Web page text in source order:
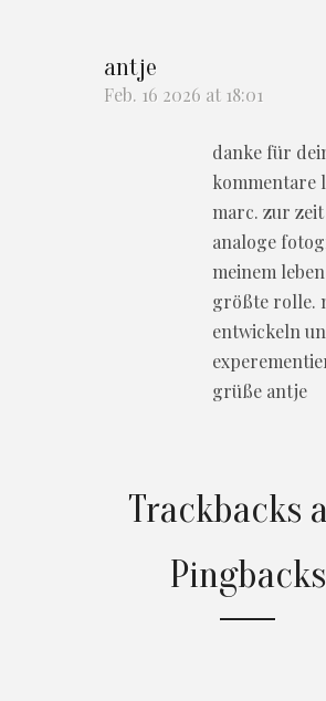
antje
Feb. 16 2026 at 18:01
danke für
kommentare
marc. zur
analoge
meinem
größte rolle.
entwickeln
grüße antje
Trackbacks
Pingbacks